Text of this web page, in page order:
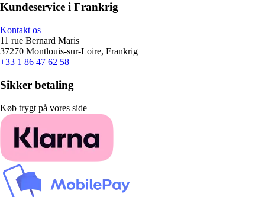
Kundeservice i Frankrig
Kontakt os
11 rue Bernard Maris
37270 Montlouis-sur-Loire, Frankrig
+33 1 86 47 62 58
Sikker betaling
Køb trygt på vores side